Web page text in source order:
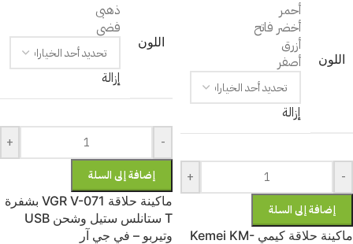
اللون
أحمر
أخضر فاتح
أزرق
أصفر
إزالة
-
+
إضافة إلى السلة
ماكينة حلاقة كيمي Kemei KM-
اللون
ذهبى
فضى
إزالة
-
+
إضافة إلى السلة
ماكينة حلاقة VGR V-071 بشفرة
T ستانلس ستيل وشحن USB
وتيربو – في جي آر